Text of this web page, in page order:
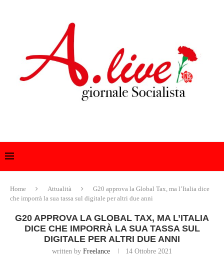
Home Attualità
G20 approva la Global Tax, ma l’Italia dice
che imporrà la sua tassa sul digitale per altri due anni
G20 APPROVA LA GLOBAL TAX, MA L’ITALIA
DICE CHE IMPORRÀ LA SUA TASSA SUL
DIGITALE PER ALTRI DUE ANNI
written by Freelance 14 Ottobre 2021